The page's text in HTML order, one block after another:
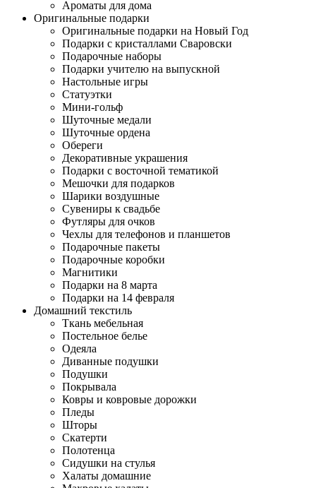
Ароматы для дома
Оригинальные подарки
Оригинальные подарки на Новый Год
Подарки с кристаллами Сваровски
Подарочные наборы
Подарки учителю на выпускной
Настольные игры
Статуэтки
Мини-гольф
Шуточные медали
Шуточные ордена
Обереги
Декоративные украшения
Подарки с восточной тематикой
Мешочки для подарков
Шарики воздушные
Сувениры к свадьбе
Футляры для очков
Чехлы для телефонов и планшетов
Подарочные пакеты
Подарочные коробки
Магнитики
Подарки на 8 марта
Подарки на 14 февраля
Домашний текстиль
Ткань мебельная
Постельное белье
Одеяла
Диванные подушки
Подушки
Покрывала
Ковры и ковровые дорожки
Пледы
Шторы
Скатерти
Полотенца
Сидушки на стулья
Халаты домашние